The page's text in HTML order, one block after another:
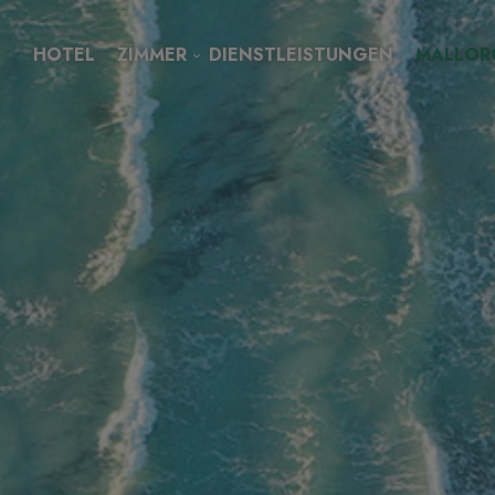
HOTEL ZIMMER DIENSTLEISTUNGEN